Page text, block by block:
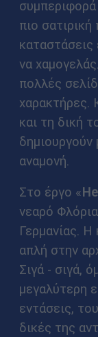
πιο
καταστάσεις
να
πολλές
χαρακτήρες.
και τη δική
δημιουργούν
αναμονή.
Στο έργο «
νεαρό
Γερμανίας. Η
απλή στην
Σιγά - σιγά,
μεγαλύτερη
εντάσεις,
δικές της